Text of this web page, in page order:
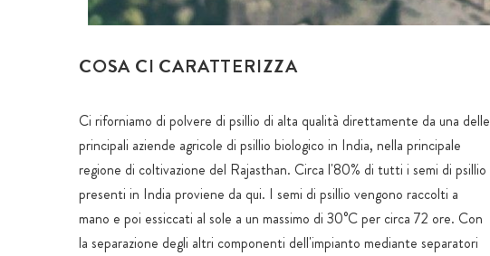
COSA CI CARATTERIZZA
Ci riforniamo di polvere di psillio di alta qualità direttamente da una delle
principali aziende agricole di psillio biologico in India, nella principale
regione di coltivazione del Rajasthan. Circa l'80% di tutti i semi di psillio
presenti in India proviene da qui. I semi di psillio vengono raccolti a
mano e poi essiccati al sole a un massimo di 30°C per circa 72 ore. Con
la separazione degli altri componenti dell'impianto mediante separatori